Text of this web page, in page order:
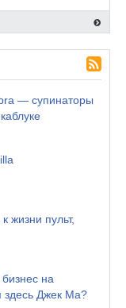
— супинаторы
жизни пульт,
на
здесь Джек Ма?